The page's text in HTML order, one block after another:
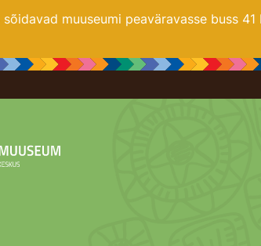
sõidavad muuseumi peaväravasse buss